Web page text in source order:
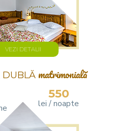
VEZI DETALII
DUBLĂ matrimonială
550
lei / noapte